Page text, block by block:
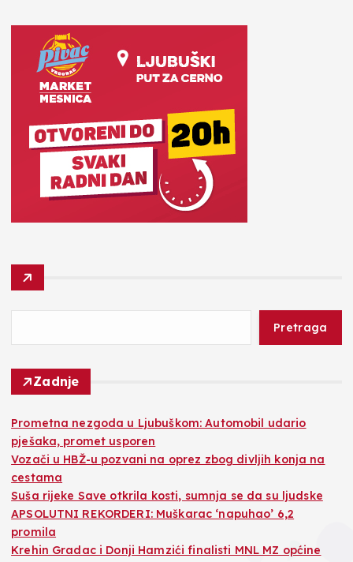
Pretraga
Zadnje
Prometna nezgoda u Ljubuškom: Automobil udario
pješaka, promet usporen
Vozači u HBŽ-u pozvani na oprez zbog divljih konja na
cestama
Suša rijeke Save otkrila kosti, sumnja se da su ljudske
APSOLUTNI REKORDERI: Muškarac ‘napuhao’ 6,2
promila
Krehin Gradac i Donji Hamzići finalisti MNL MZ općine